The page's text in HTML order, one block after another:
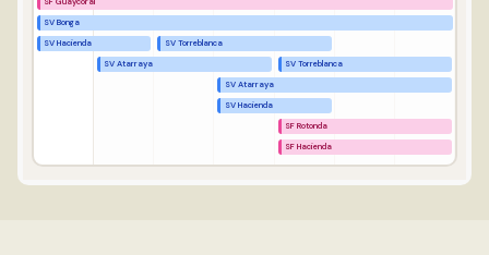
SF Guaycoral
SV Bonga
SV Hacienda
SV Atarraya
SV Torreblanca
SV Atarraya
SV Hacienda
SV Torreblanca
SF Rotonda
SF Hacienda